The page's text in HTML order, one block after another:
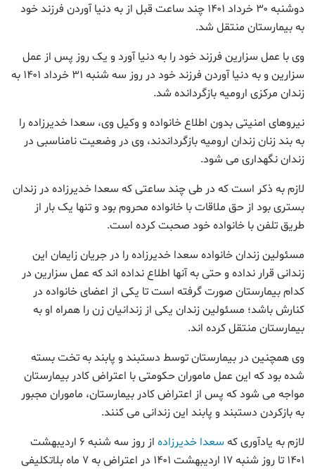
دوشنبه ۳۰ خرداد ۱۴۰۱ چند ساعت قبل از به دنیا آوردن فرزند خود
به بیمارستان منتقل شد.
وی با عمل سزارین فرزند خود را به دنیا آورد و یک روز پس از عمل
سزارین و به دنیا آوردن فرزند خود در روز سه شنبه ۳۱ خرداد ۱۴۰۱ به
زندان مرکزی ارومیه بازگردانده شد.
نیروهای امنیتی بدون اطلاع خانواده و وکیل وی، سعدا خدیرزاده را
به بند زنان زندان ارومیه بازگرداندند، وی در وضعیت نامناسبی در
زندان نگهداری می شود.
لازم به ذکر است که در طی چند ساعتی که سعدا خدیرزاده در زندان
بستری بود از حق ملاقات با خانواده محروم بود و تنها یک بار از
طریق تلفن با خانواده خود صحبت کرده است.
مسئولین زندان خانواده سعدا خدیرزاده را در جریان زایمان این
زندانی قرار نداده و حتی به آنها اطلاع نداده اند که عمل سزارین در
کدام بیمارستان صورت گرفته است تا یکی از اعضای خانواده در
کنارش باشد؛ مسئولین زندان یکی از زندانیان زن را همراه او به
بیمارستان منتقل کرده اند.
وی همچنین در بیمارستان توسط دستبند و پابند به تخت بسته
شده بود که این عمل ماموران حکومتی با اعتراض کادر بیمارستان
مواجه می شود که پس از اعتراض کادر بیمارستان، ماموران مجبور
به بازکردن دستبند و پابند این زندانی می کنند.
لازم به یادآوری که سعدا خدیرزاده
از روز سه شنبه ۶ اردیبهشت
۱۴۰۱ تا روز شنبه ۱۷ اردیبهشت ۱۴۰۱ در اعتراض به ۷ ماه بلاتکلیفی